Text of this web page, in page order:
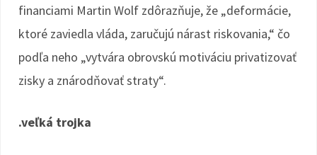
financiami Martin Wolf zdôrazňuje, že „deformácie,
ktoré zaviedla vláda, zaručujú nárast riskovania,“ čo
podľa neho „vytvára obrovskú motiváciu privatizovať
zisky a znárodňovať straty“.
.veľká trojka